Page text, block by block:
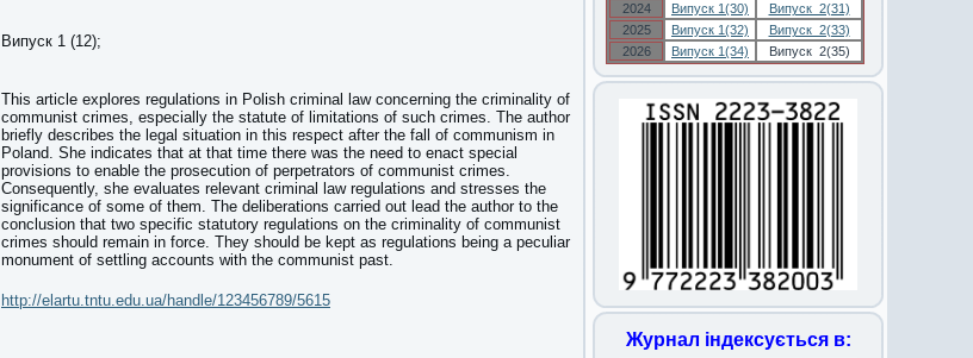
Випуск 1 (12);
This article explores regulations in Polish criminal law concerning the criminality of
communist crimes, especially the statute of limitations of such crimes. The author
briefly describes the legal situation in this respect after the fall of communism in
Poland. She indicates that at that time there was the need to enact special
provisions to enable the prosecution of perpetrators of communist crimes.
Consequently, she evaluates relevant criminal law regulations and stresses the
significance of some of them. The deliberations carried out lead the author to the
conclusion that two specific statutory regulations on the criminality of communist
crimes should remain in force. They should be kept as regulations being a peculiar
monument of settling accounts with the communist past.
http://elartu.tntu.edu.ua/handle/123456789/5615
2024
Випуск 1(30)
Випуск 2(31)
2025
Випуск 1(32)
Випуск 2(33)
2026
Випуск 1(34) Випуск 2(35)
Журнал індексується в: